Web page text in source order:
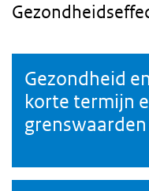
Gezondheid
korte termijn
grenswaarden